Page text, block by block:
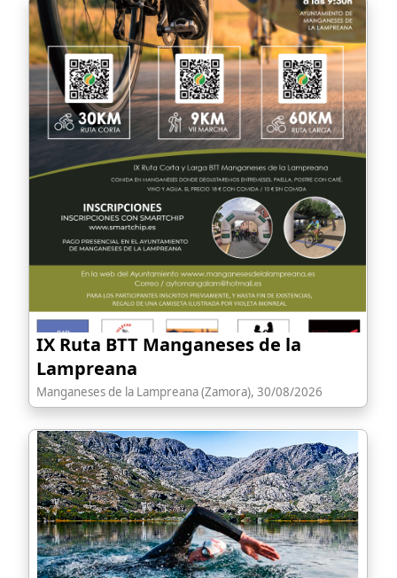
IX Ruta BTT Manganeses de la
Lampreana
Manganeses de la Lampreana (Zamora), 30/08/2026